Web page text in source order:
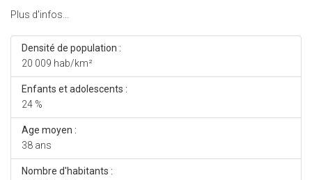
Plus d'infos...
Densité de population :
20 009 hab/km²
Enfants et adolescents :
24 %
Age moyen :
38 ans
Nombre d'habitants :